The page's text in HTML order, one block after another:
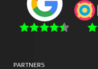
PARTNERS